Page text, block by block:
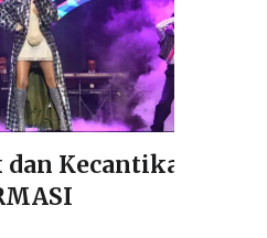
Kecantikan